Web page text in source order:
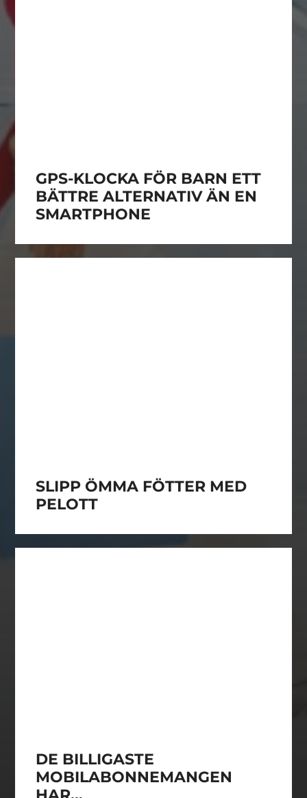
GPS-KLOCKA FÖR BARN ETT
BÄTTRE ALTERNATIV ÄN EN
SMARTPHONE
SLIPP ÖMMA FÖTTER MED
PELOTT
DE BILLIGASTE
MOBILABONNEMANGEN